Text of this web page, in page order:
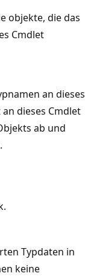
objekte, die das
Cmdlet
an dieses
dieses Cmdlet
ab und
Typdaten in
keine